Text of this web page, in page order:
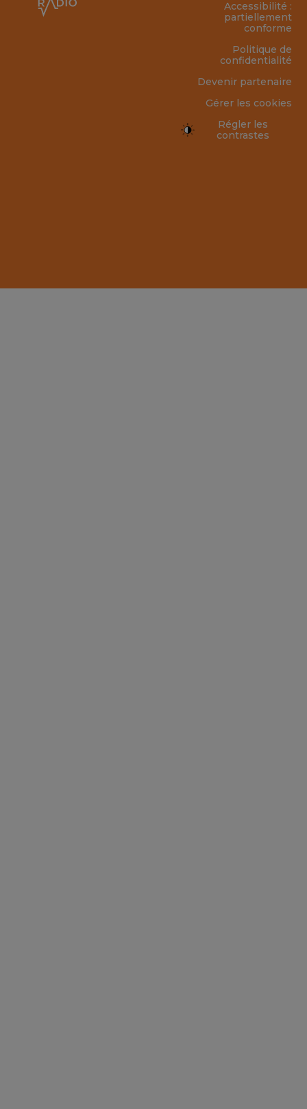
Accessibilité :
partiellement
conforme
Politique de
confidentialité
Devenir partenaire
Gérer les cookies
Régler les
contrastes